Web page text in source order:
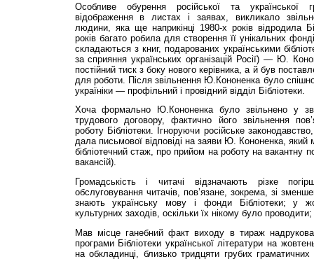
Особливе обурення російської та української
відображення в листах і заявах, викликало
людини, яка ще наприкінці 1980-х років відродила
років багато робила для створення її унікальних
складаються з книг, подарованих українськими
за сприяння українських організацій Росії) — Ю.
постійний тиск з боку нового керівника, а й був
для роботи. Після звільнення Ю.Кононенка було спішно
україніки — профільний і провідний відділ Бібліотеки.
Хоча формально Ю.Ко­ноненка було звільнено у
трудового договору, фактично його звільнення
роботу Бібліотеки. Ігноруючи російське
дала письмової відповіді на заяви Ю. Кононенка, який
бібліотечний стаж, про прийом на роботу на вакантну
вакансій).
Громадськість і читачі відзначають різке
обслуговування читачів, пов’язане, зокрема, зі
знають українську мову і фонди Бібліотеки; у
культурних заходів, оскільки їх нікому було
Мав місце ганебний факт виходу в тираж
програми Бібліотеки української літератури на
на обкладинці, близько тридцяти грубих